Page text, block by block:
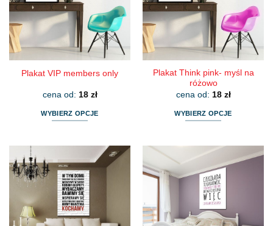
Plakat VIP members only
cena od: 18 zł
WYBIERZ OPCJE
wiele
wariantów.
Opcje
można
wybrać
Plakat Think pink- myśl na
różowo
cena od: 18 zł
WYBIERZ OPCJE
wiele
wariantów.
Opcje
można
wybrać